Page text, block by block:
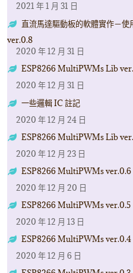
2021 年 1 月 31 日
直流馬達驅動板的軟體實作－
ver.0.8
2020 年 12 月 31 日
ESP8266 MultiPWMs Lib
2020 年 12 月 31 日
一些邏輯 IC 註記
2020 年 12 月 24 日
ESP8266 MultiPWMs Lib
2020 年 12 月 23 日
ESP8266 MultiPWMs ver.0.6
2020 年 12 月 20 日
ESP8266 MultiPWMs ver.0.5
2020 年 12 月 13 日
ESP8266 MultiPWMs ver.0.4
2020 年 12 月 6 日